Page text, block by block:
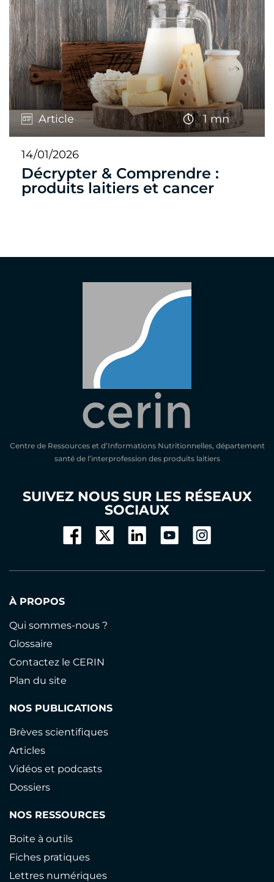
Article 1 mn
14/01/2026
Décrypter & Comprendre :
produits laitiers et cancer
Centre de Ressources et d’Informations Nutritionnelles, département
santé de l’interprofession des produits laitiers
SUIVEZ NOUS SUR LES RÉSEAUX
SOCIAUX
À PROPOS
Qui sommes-nous ?
Glossaire
Contactez le CERIN
Plan du site
NOS PUBLICATIONS
Brèves scientifiques
Articles
Vidéos et podcasts
Dossiers
NOS RESSOURCES
Boite à outils
Fiches pratiques
Lettres numériques